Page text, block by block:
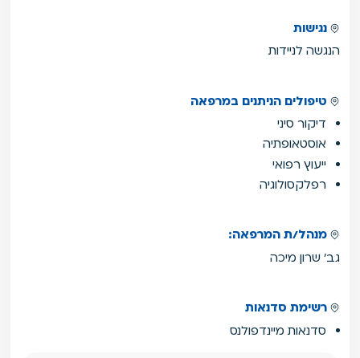
נגישות
הנגשה לניידות
טיפולים הניתנים במרפאה
דיקור סיני
אוסטאופתיה
ייעוץ רפואי
רפלקסולוגיה
מנהל/ת המרפאה:
גב' שרון מיכה
רשימת סדנאות
סדנאות מיינדפולנס